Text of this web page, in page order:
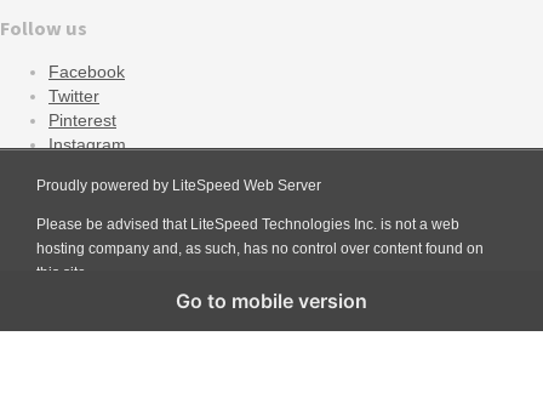
Follow us
Facebook
Twitter
Pinterest
Instagram
Youtube
RSS
Copyright Minangkabaunews.com - All Right Reserved
Proudly powered by LiteSpeed Web Server
Please be advised that LiteSpeed Technologies Inc. is not a web
hosting company and, as such, has no control over content found on
this site.
Go to mobile version